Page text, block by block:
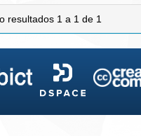
resultados 1 a 1 de 1